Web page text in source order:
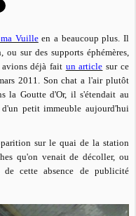
Vuilleen a beaucoup plus. Il
sur des supports éphémères,
avions déjà fait un article sur ce
2011. Son chat a l'air plutôt
la Goutte d'Or, il s'étendait au
petit immeuble aujourd'hui
sur le quai de la station
qu'on venait de décoller, ou
cette absence de publicité